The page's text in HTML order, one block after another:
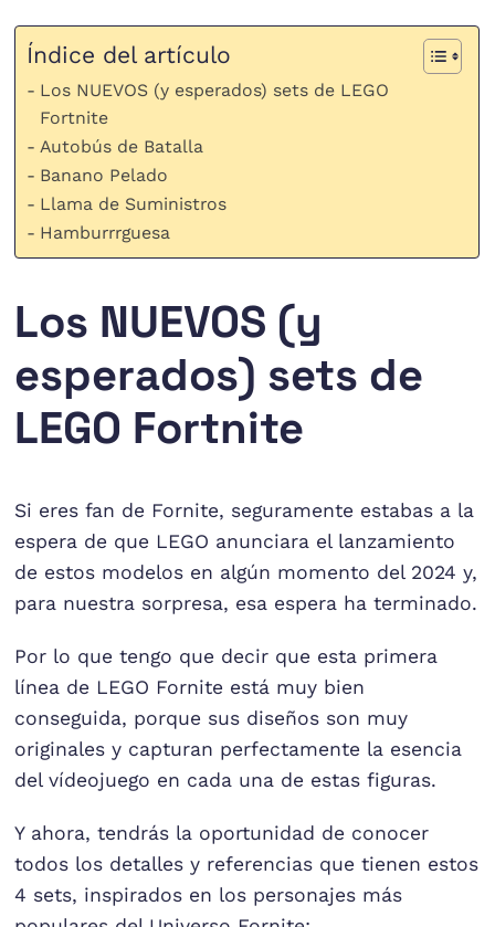
Índice del artículo
Los NUEVOS (y esperados) sets de LEGO
Fortnite
Autobús de Batalla
Banano Pelado
Llama de Suministros
Hamburrrguesa
Los NUEVOS (y
esperados) sets de
LEGO Fortnite
Si eres fan de Fornite, seguramente estabas a la
espera de que LEGO anunciara el lanzamiento
de estos modelos en algún momento del 2024 y,
para nuestra sorpresa, esa espera ha terminado.
Por lo que tengo que decir que esta primera
línea de LEGO Fornite está muy bien
conseguida, porque sus diseños son muy
originales y capturan perfectamente la esencia
del vídeojuego en cada una de estas figuras.
Y ahora, tendrás la oportunidad de conocer
todos los detalles y referencias que tienen estos
4 sets, inspirados en los personajes más